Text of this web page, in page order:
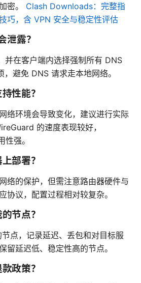
密。 Clash Downloads：完整指
巧，含 VPN 安全与稳定性评估
泄露？
并在客户端内选择强制所有 DNS
避免 DNS 请求走本地网络。
性能？
络环境会导致变化，建议进行实际
的速度表现较好，
强。
部署？
络的保护，但需注意路由器硬件与
协议，配置过程相对较复杂。
节点？
点，记录延迟、丢包和对目标服
留延迟低、稳定性高的节点。
政策？